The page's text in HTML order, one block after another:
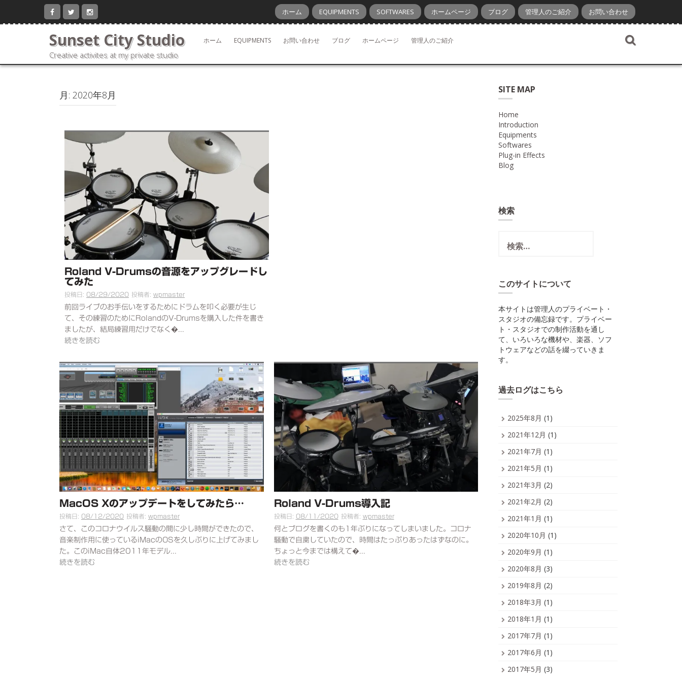
テ
ス
ホーム EQUIPMENTS SOFTWARES ホームページ ブログ 管理人のご紹介 お問い合わせ
Sunset City Studio
Creative activites at my private studio
ホーム EQUIPMENTS お問い合わせ ブログ ホームページ 管理人のご紹介
月: 2020年8月
Roland V-Drumsの音源をアップグレードし
てみた
投稿日: 08/29/2020 投稿者: wpmaster
前回ライブのお手伝いをするためにドラムを叩く必要が生じ
て、その練習のためにRolandのV-Drumsを購入した件を書き
ましたが、結局練習用だけでなく�...
続きを読む
MacOS Xのアップデートをしてみたら…
投稿日: 08/12/2020 投稿者: wpmaster
さて、このコロナウイルス騒動の間に少し時間ができたので、
音楽制作用に使っているiMacのOSを久しぶりに上げてみまし
た。このiMac自体2011年モデル...
続きを読む
Roland V-Drums導入記
投稿日: 08/11/2020 投稿者: wpmaster
何とブログを書くのも1年ぶりになってしまいました。コロナ
騒動で自粛していたので、時間はたっぷりあったはずなのに。
ちょっと今までは構えて�...
続きを読む
SITE MAP
Home
Introduction
Equipments
Softwares
Plug-in Effects
Blog
検索
このサイトについて
本サイトは管理人のプライベート・
スタジオの備忘録です。プライベー
ト・スタジオでの制作活動を通し
て、いろいろな機材や、楽器、ソフ
トウェアなどの話を綴っていきま
す。
過去ログはこちら
2025年8月 (1)
2021年12月 (1)
2021年7月 (1)
2021年5月 (1)
2021年3月 (2)
2021年2月 (2)
2021年1月 (1)
2020年10月 (1)
2020年9月 (1)
2020年8月 (3)
2019年8月 (2)
2018年3月 (1)
2018年1月 (1)
2017年7月 (1)
2017年6月 (1)
2017年5月 (3)